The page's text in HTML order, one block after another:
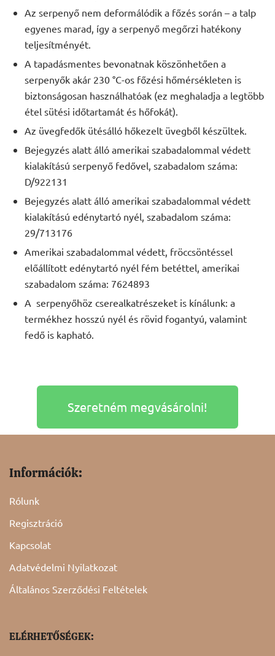
Az serpenyő nem deformálódik a főzés során – a talp
egyenes marad, így a serpenyő megőrzi hatékony
teljesítményét.
A tapadásmentes bevonatnak köszönhetően a
serpenyők akár 230 °C-os főzési hőmérsékleten is
biztonságosan használhatóak (ez meghaladja a legtöbb
étel sütési időtartamát és hőfokát).
Az üvegfedők ütésálló hőkezelt üvegből készültek.
Bejegyzés alatt álló amerikai szabadalommal védett
kialakítású serpenyő fedővel, szabadalom száma:
D/922131
Bejegyzés alatt álló amerikai szabadalommal védett
kialakítású edénytartó nyél, szabadalom száma:
29/713176
Amerikai szabadalommal védett, fröccsöntéssel
előállított edénytartó nyél fém betéttel, amerikai
szabadalom száma: 7624893
A serpenyőhöz cserealkatrészeket is kínálunk: a
termékhez hosszú nyél és rövid fogantyú, valamint
fedő is kapható.
Szeretném megvásárolni!
Információk:
Rólunk
Regisztráció
Kapcsolat
Adatvédelmi Nyilatkozat
Általános Szerződési Feltételek
ELÉRHETŐSÉGEK: